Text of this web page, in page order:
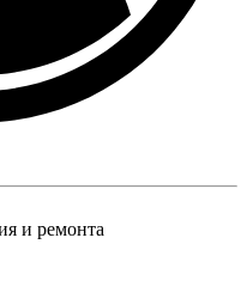
и ремонта